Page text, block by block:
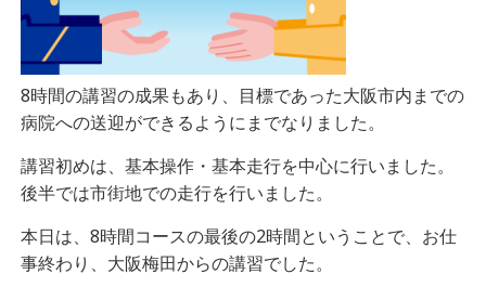
8時間の講習の成果もあり、目標であった大阪市内までの
病院への送迎ができるようにまでなりました。
講習初めは、基本操作・基本走行を中心に行いました。
後半では市街地での走行を行いました。
本日は、8時間コースの最後の2時間ということで、お仕
事終わり、大阪梅田からの講習でした。